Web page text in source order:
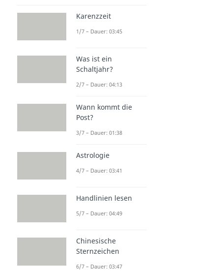
Dauer: 02:25
Dauer: 01:36
Dauer: 02:45
Murphys Gesetz
Dauer: 03:06
Karenzzeit
1/7 – Dauer: 03:45
Was ist ein
Schaltjahr?
2/7 – Dauer: 04:13
Wann kommt die
Post?
3/7 – Dauer: 01:38
Astrologie
4/7 – Dauer: 03:41
Handlinien lesen
5/7 – Dauer: 04:49
Chinesische
Sternzeichen
6/7 – Dauer: 03:47